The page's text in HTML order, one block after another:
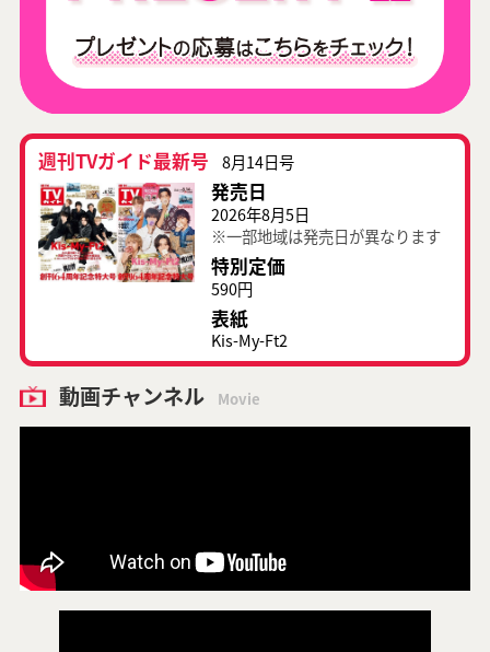
週刊TVガイド最新号 8月14日号
発売日
2026年8月5日
※一部地域は発売日が異なります
特別定価
590円
表紙
Kis-My-Ft2
動画チャンネル Movie